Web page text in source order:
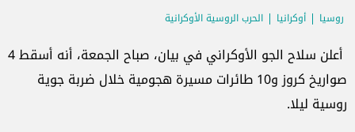
روسيا أوكرانيا الحرب الروسية الأوكرانية
أعلن سلاح الجو الأوكراني في بيان، صباح الجمعة، أنه أسقط 4
صواريخ كروز و10 طائرات مسيرة هجومية خلال ضربة جوية
روسية ليلا.